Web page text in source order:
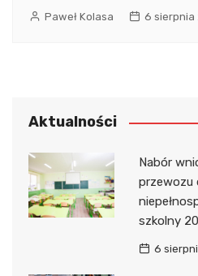
Paweł Kolasa 6 sierpnia
Aktualności
Nabór
przewozu
szkolny
6